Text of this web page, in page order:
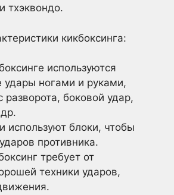
тхэквондо.
кикбоксинга:
используются
удары ногами и руками,
разворота, боковой удар,
используют блоки, чтобы
противника.
требует от
техники ударов,